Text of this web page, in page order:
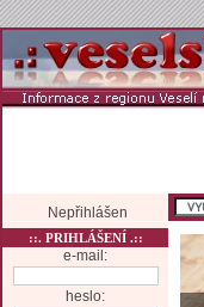
Nepřihlášen
::. PRIHLÁŠENÍ .::
e-mail:
heslo: